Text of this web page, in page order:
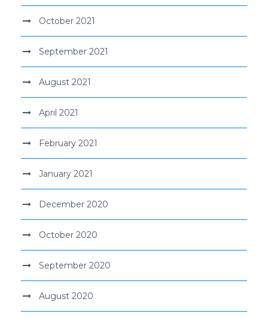
October 2021
September 2021
August 2021
April 2021
February 2021
January 2021
December 2020
October 2020
September 2020
August 2020